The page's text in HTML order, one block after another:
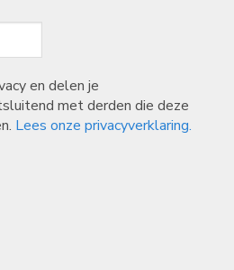
en delen je
met derden die deze
Lees onze privacyverklaring.